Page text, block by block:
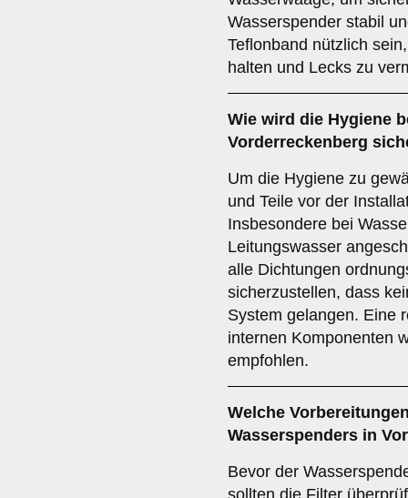
Wasserspender stabil
Teflonband nützlich
halten und Lecks zu
Wie wird die Hygiene
Vorderreckenberg
Um die Hygiene zu
und Teile vor der
Insbesondere bei
Leitungswasser
alle Dichtungen
sicherzustellen, dass
System gelangen. Eine
internen Komponenten
empfohlen.
Welche
Wasserspenders in
Bevor der
sollten die Filter